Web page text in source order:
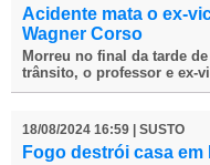
Acidente mata o ex-
Wagner Corso
Morreu no final da tarde
trânsito, o professor e ex-
18/08/2024 16:59 | SUSTO
Fogo destrói casa